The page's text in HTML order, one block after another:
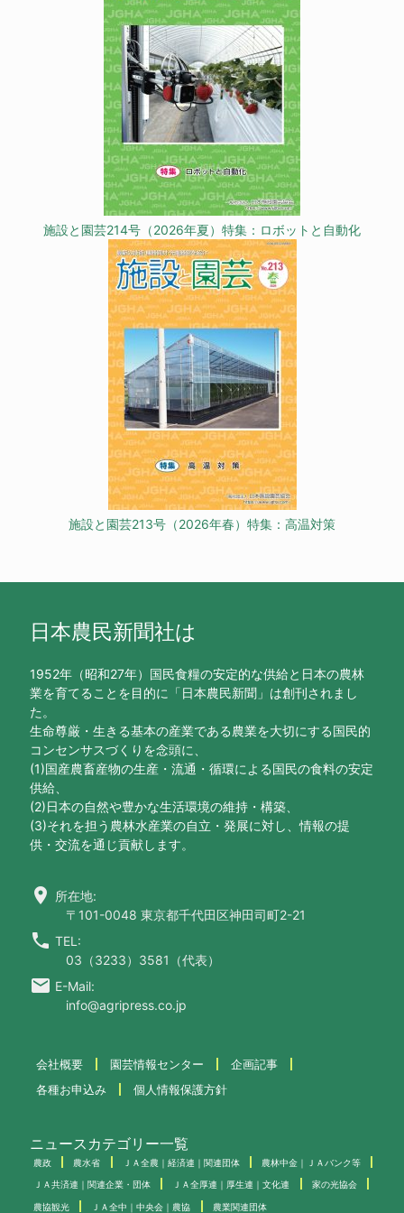
施設と園芸214号（2026年夏）特集：ロボットと自動化
施設と園芸213号（2026年春）特集：高温対策
日本農民新聞社は
1952年（昭和27年）国民食糧の安定的な供給と日本の農林
業を育てることを目的に「日本農民新聞」は創刊されまし
た。
生命尊厳・生きる基本の産業である農業を大切にする国民的
コンセンサスづくりを念頭に、
(1)国産農畜産物の生産・流通・循環による国民の食料の安定
供給、
(2)日本の自然や豊かな生活環境の維持・構築、
(3)それを担う農林水産業の自立・発展に対し、情報の提
供・交流を通じ貢献します。
location_on 所在地:
〒101-0048 東京都千代田区神田司町2-21
call TEL:
03（3233）3581（代表）
email E-Mail:
info@agripress.co.jp
会社概要 園芸情報センター
企画記事
各種お申込み
個人情報保護方針
ニュースカテゴリー一覧
農政 農水省 ＪＡ全農｜経済連｜関連団体 農林中金｜ＪＡバンク等
ＪＡ共済連｜関連企業・団体 ＪＡ全厚連｜厚生連｜文化連 家の光協会
農協観光 ＪＡ全中｜中央会｜農協 農業関連団体